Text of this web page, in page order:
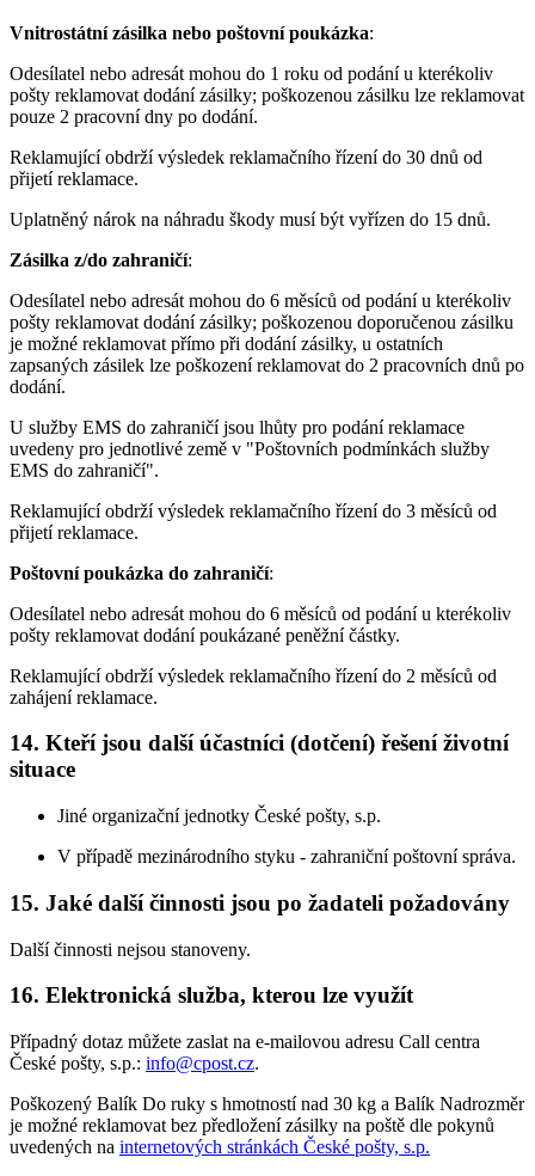
Vnitrostátní zásilka nebo poštovní poukázka:
Odesílatel nebo adresát mohou do 1 roku od podání u kterékoliv
pošty reklamovat dodání zásilky; poškozenou zásilku lze reklamovat
pouze 2 pracovní dny po dodání.
Reklamující obdrží výsledek reklamačního řízení do 30 dnů od
přijetí reklamace.
Uplatněný nárok na náhradu škody musí být vyřízen do 15 dnů.
Zásilka z/do zahraničí:
Odesílatel nebo adresát mohou do 6 měsíců od podání u kterékoliv
pošty reklamovat dodání zásilky; poškozenou doporučenou zásilku
je možné reklamovat přímo při dodání zásilky, u ostatních
zapsaných zásilek lze poškození reklamovat do 2 pracovních dnů po
dodání.
U služby EMS do zahraničí jsou lhůty pro podání reklamace
uvedeny pro jednotlivé země v "Poštovních podmínkách služby
EMS do zahraničí".
Reklamující obdrží výsledek reklamačního řízení do 3 měsíců od
přijetí reklamace.
Poštovní poukázka do zahraničí:
Odesílatel nebo adresát mohou do 6 měsíců od podání u kterékoliv
pošty reklamovat dodání poukázané peněžní částky.
Reklamující obdrží výsledek reklamačního řízení do 2 měsíců od
zahájení reklamace.
14. Kteří jsou další účastníci (dotčení) řešení životní
situace
Jiné organizační jednotky České pošty, s.p.
V případě mezinárodního styku - zahraniční poštovní správa.
15. Jaké další činnosti jsou po žadateli požadovány
Další činnosti nejsou stanoveny.
16. Elektronická služba, kterou lze využít
Případný dotaz můžete zaslat na e-mailovou adresu Call centra
České pošty, s.p.: info@cpost.cz.
Poškozený Balík Do ruky s hmotností nad 30 kg a Balík Nadrozměr
je možné reklamovat bez předložení zásilky na poště dle pokynů
uvedených na internetových stránkách České pošty, s.p.